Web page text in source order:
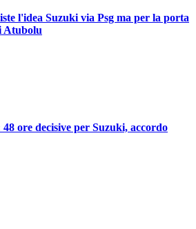
l'idea Suzuki via Psg ma per la porta
Atubolu
ore decisive per Suzuki, accordo